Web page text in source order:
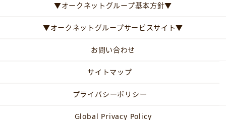
▼オークネットグループ基本方針▼
▼オークネットグループサービスサイト▼
お問い合わせ
サイトマップ
プライバシーポリシー
Global Privacy Policy